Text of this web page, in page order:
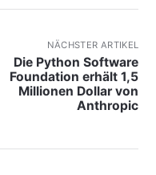
NÄCHSTER ARTIKEL
Die Python Software
Foundation erhält 1,5
Millionen Dollar von
Anthropic